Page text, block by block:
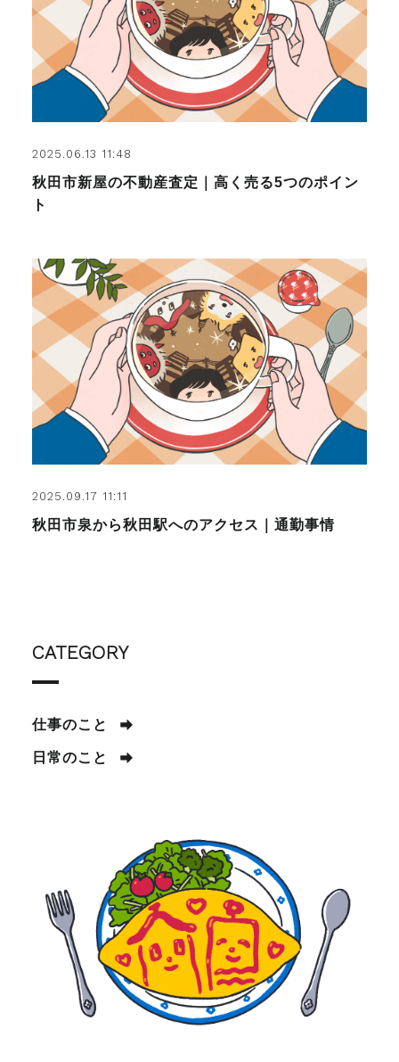
2025.06.13 11:48
秋田市新屋の不動産査定｜高く売る5つのポイン
ト
2025.09.17 11:11
秋田市泉から秋田駅へのアクセス｜通勤事情
CATEGORY
仕事のこと
日常のこと